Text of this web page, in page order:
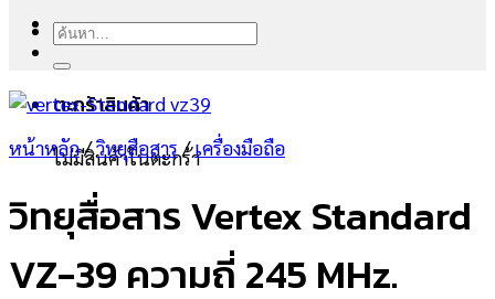
ตะกร้าสินค้า
ไม่มีสินค้าในตะกร้า
ค้นหา:
หน้าหลัก/วิทยุสือสาร / เครื่องมือถือ
วิทยุสื่อสาร Vertex Standard
VZ-39 ความถี่ 245 MHz.